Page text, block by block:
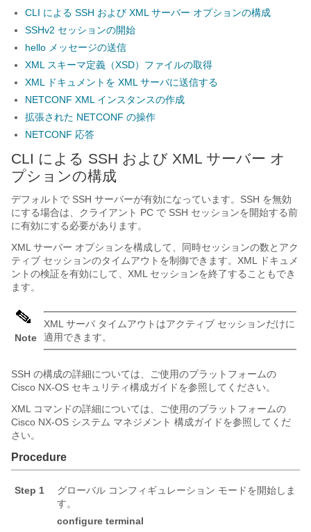
CLI による SSH および XML サーバー オプションの構成
SSHv2 セッションの開始
hello メッセージの送信
XML スキーマ定義（XSD）ファイルの取得
XML ドキュメントを XML サーバに送信する
NETCONF XML インスタンスの作成
拡張された NETCONF の操作
NETCONF 応答
CLI による SSH および XML サーバー オ
プションの構成
デフォルトで SSH サーバーが有効になっています。SSH を無効
にする場合は、クライアント PC で SSH セッションを開始する前
に有効にする必要があります。
XML サーバー オプションを構成して、同時セッションの数とアク
ティブ セッションのタイムアウトを制御できます。XML ドキュメ
ントの検証を有効にして、XML セッションを終了することもでき
ます。
Note
XML サーバ タイムアウトはアクティブ セッションだけに
適用できます。
SSH の構成の詳細については、ご使用のプラットフォームの
Cisco NX-OS セキュリティ構成ガイドを参照してください。
XML コマンドの詳細については、ご使用のプラットフォームの
Cisco NX-OS システム マネジメント 構成ガイドを参照してくだ
さい。
Procedure
Step 1
グローバル コンフィギュレーション モードを開始しま
す。
configure terminal